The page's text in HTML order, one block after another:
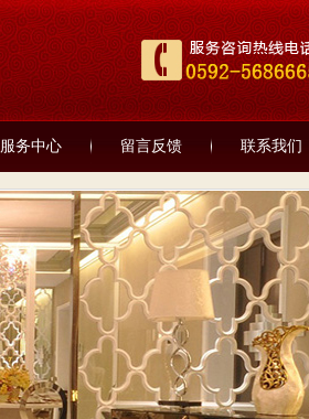
服务中心 留言反馈 联系我们